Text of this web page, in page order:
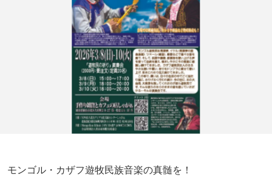
モンゴル・カザフ遊牧民族音楽の真髄を！